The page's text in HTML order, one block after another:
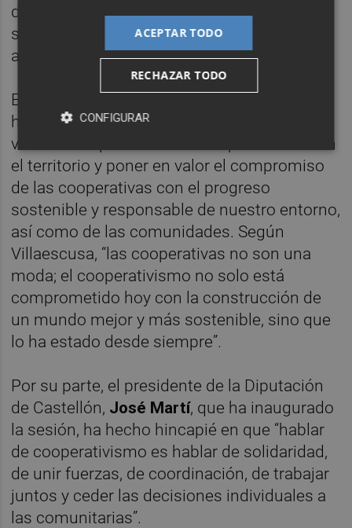
de honradez, apertura, responsabilidad
social y atención a los demás, está
ayudando a construir un mundo mejor.
El presidente de Concoval,
ha hecho referencia a la necesidad de
visibilizar la presencia del cooperativismo en
el territorio y poner en valor el compromiso
de las cooperativas con el progreso
sostenible y responsable de nuestro entorno,
así como de las comunidades. Según
Villaescusa, “las cooperativas no son una
moda; el cooperativismo no solo está
comprometido hoy con la construcción de
un mundo mejor y más sostenible, sino que
lo ha estado desde siempre”.
Por su parte, el presidente de la Diputación
de Castellón, José Martí, que ha inaugurado
la sesión, ha hecho hincapié en que “hablar
de cooperativismo es hablar de solidaridad,
de unir fuerzas, de coordinación, de trabajar
juntos y ceder las decisiones individuales a
las comunitarias”.
ACEPTAR TODO
RECHAZAR TODO
CONFIGURAR